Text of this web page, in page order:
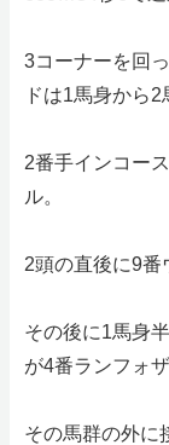
3コーナーを回
ドは1馬身から2
2番手インコー
ル。
2頭の直後に9番
その後に1馬身
が4番ランフォ
その馬群の外に